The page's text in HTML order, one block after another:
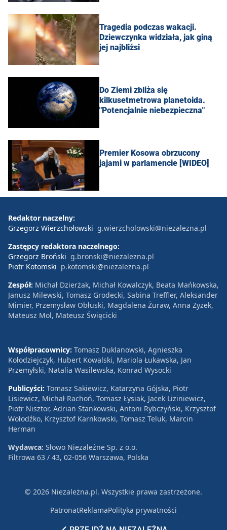
Tragedia podczas wakacji.
Dziewczynka widziała, jak giną
jej najbliżsi
Do Ziemi zbliża się
kilkusetmetrowa planetoida.
"Potencjalnie niebezpieczna"
Premier Kosowa obrzucony
jajami w parlamencie [WIDEO]
Redaktor naczelny:
Grzegorz Wierzchołowski g.wierzcholowski@niezalezna.pl
Zastępcy redaktora naczelnego:
Grzegorz Broński g.bronski@niezalezna.pl
Piotr Kotomski p.kotomski@niezalezna.pl
Zespół: Michał Dzierżak, Michał Kowalczyk, Beata Mańkowska,
Janusz Milewski, Tomasz Grodecki, Sabina Treffler, Aleksander
Mimier, Przemysław Obłuski, Magdalena Żuraw, Anna Zyzek,
Mateusz Mol, Mateusz Święcicki
Współpracownicy: Tomasz Duklanowski, Agnieszka
Kołodziejczyk, Hubert Kowalski, Mariola Łukawska, Jan
Przemyłski, Natalia Wasilewska, Konrad Wysocki
Publicyści: Tomasz Sakiewicz, Katarzyna Gójska, Piotr
Lisiewicz, Michał Rachoń, Tomasz Łysiak, Jacek Liziniewicz,
Piotr Nisztor, Adrian Stankowski, Antoni Rybczyński, Krzysztof
Wołodźko, Krzysztof Karnkowski, Tomasz Teluk, Marcin
Herman
Wydawca: Słowo Niezależne Sp. z o.o.
Filtrowa 63 / 43, 02-056 Warszawa, Polska
© 2026 Niezależna.pl. Wszystkie prawa zastrzeżone.
PatronatReklamaPolityka prywatności